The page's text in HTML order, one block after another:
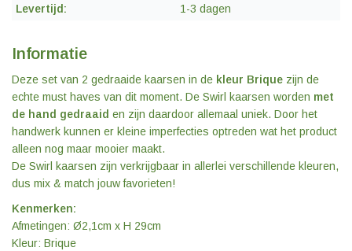
Levertijd:
1-3 dagen
Informatie
Deze set van 2 gedraaide kaarsen in de kleur Brique zijn de
echte must haves van dit moment. De Swirl kaarsen worden met
de hand gedraaid en zijn daardoor allemaal uniek. Door het
handwerk kunnen er kleine imperfecties optreden wat het product
alleen nog maar mooier maakt.
De Swirl kaarsen zijn verkrijgbaar in allerlei verschillende kleuren,
dus mix & match jouw favorieten!
Kenmerken:
Afmetingen: Ø2,1cm x H 29cm
Kleur: Brique